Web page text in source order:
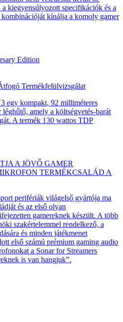
a kiegyensúlyozott specifikációk és a
kínálja a komoly gamer
Edition
Termékfelülvizsgálat
egy kompakt, 92 milliméteres
amely a költségvetés-barát
A termék 130 wattos TDP
A JÖVŐ GAMER
TERMÉKCSALÁD A
perifériák világelső gyártója ma
és az első olyan
gamereknek készült. A több
szakértelemmel rendelkező, a
és minden játékmenet
első számú prémium gaming audio
a Sonar for Streamers
is van hangjuk”.